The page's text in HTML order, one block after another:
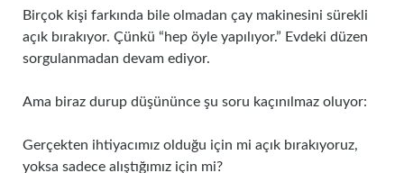
Birçok kişi farkında bile olmadan çay makinesini sürekli
açık bırakıyor. Çünkü “hep öyle yapılıyor.” Evdeki düzen
sorgulanmadan devam ediyor.
Ama biraz durup düşününce şu soru kaçınılmaz oluyor:
Gerçekten ihtiyacımız olduğu için mi açık bırakıyoruz,
yoksa sadece alıştığımız için mi?